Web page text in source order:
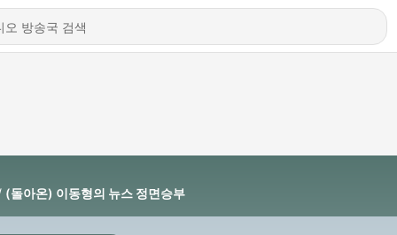
(돌아온) 이동형의 뉴스 정면승부